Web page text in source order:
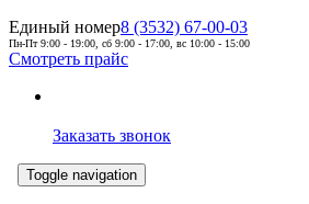
Единый номер8 (3532) 67-00-03
Пн-Пт 9:00 - 19:00, сб 9:00 - 17:00, вс 10:00 - 15:00
Смотреть прайс
Заказать звонок
Toggle navigation